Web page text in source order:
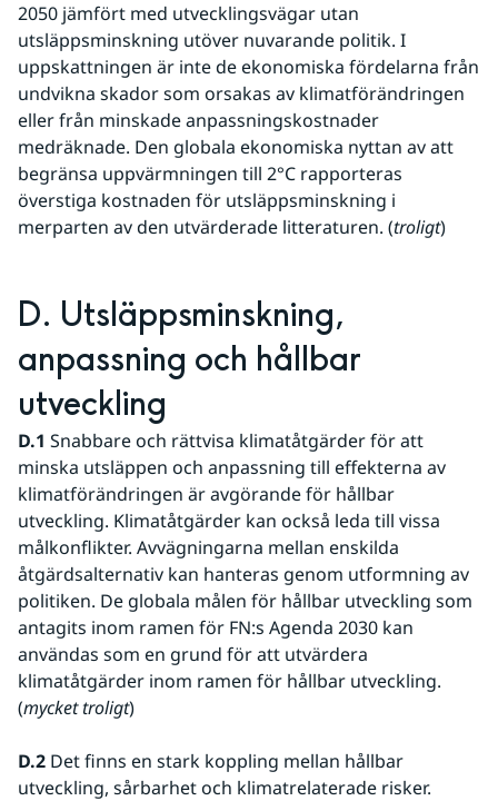
2050 jämfört med utvecklingsvägar utan
utsläppsminskning utöver nuvarande politik. I
uppskattningen är inte de ekonomiska fördelarna från
undvikna skador som orsakas av klimatförändringen
eller från minskade anpassningskostnader
medräknade. Den globala ekonomiska nyttan av att
begränsa uppvärmningen till 2°C rapporteras
överstiga kostnaden för utsläppsminskning i
merparten av den utvärderade litteraturen. (troligt)
D. Utsläppsminskning,
anpassning och hållbar
utveckling
D.1 Snabbare och rättvisa klimatåtgärder för att
minska utsläppen och anpassning till effekterna av
klimatförändringen är avgörande för hållbar
utveckling. Klimatåtgärder kan också leda till vissa
målkonflikter. Avvägningarna mellan enskilda
åtgärdsalternativ kan hanteras genom utformning av
politiken. De globala målen för hållbar utveckling som
antagits inom ramen för FN:s Agenda 2030 kan
användas som en grund för att utvärdera
klimatåtgärder inom ramen för hållbar utveckling.
(mycket troligt)
D.2 Det finns en stark koppling mellan hållbar
utveckling, sårbarhet och klimatrelaterade risker.